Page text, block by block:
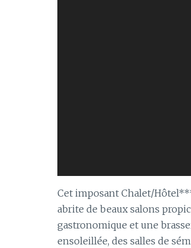
Cet imposant Chalet/
abrite de beaux salons
gastronomique et une
ensoleillée, des salles de